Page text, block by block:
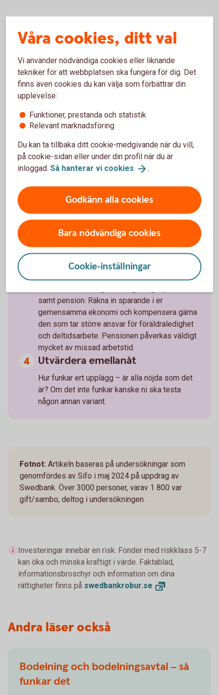
Fyra tips från vår
hållbarhetsekonom
Bestäm vad som är rättvist för er
variant utifrån era förutsättningar? Försök
diskutera er fram till en lösning som känns bra.
händelser
Gör en budget
alla kvitton under några månader för att få en
uppfattning om vilka utgifter ni har och vem
Inkludera sparande
Sparande brukar man dela in i tre delar: buffert
samt pension. Räkna in sparande i er
gemensamma ekonomi och kompensera gärna
den som tar större ansvar för föräldraledighet
och deltidsarbete. Pensionen påverkas väldigt
mycket av missad arbetstid.
Utvärdera emellanåt
Hur funkar ert upplägg – är alla nöjda som det
är? Om det inte funkar kanske ni ska testa
någon annan variant.
Fotnot: Artikeln baseras på undersökningar som
genomfördes av Sifo i maj 2024 på uppdrag av
Swedbank. Över 3000 personer, varav 1 800 var
gift/sambo, deltog i undersökningen.
Investeringar innebär en risk. Fonder med riskklass 5-7
kan öka och minska kraftigt i värde. Faktablad,
informationsbroschyr och information om dina
rättigheter finns på swedbankrobur.se
Andra läser också
Bodelning och bodelningsavtal – så
funkar det
Våra cookies, ditt val
Vi använder nödvändiga cookies eller liknande
tekniker för att webbplatsen ska fungera för dig. Det
finns även cookies du kan välja som förbättrar din
upplevelse:
Funktioner, prestanda och statistik
Relevant marknadsföring
Du kan ta tillbaka ditt cookie-medgivande när du vill,
på cookie-sidan eller under din profil när du är
inloggad. Så hanterar vi cookies .
Godkänn alla cookies
Bara nödvändiga cookies
Cookie-inställningar